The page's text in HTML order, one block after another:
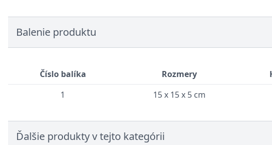
Balenie produktu
Číslo balíka Rozmery
1
15 x 15 x 5 cm
Ďalšie produkty v tejto kategórii